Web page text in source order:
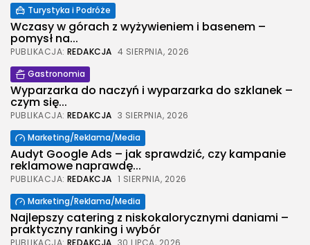
Turystyka i Podróże
Wczasy w górach z wyżywieniem i basenem –
pomysł na...
PUBLIKACJA: REDAKCJA 4 SIERPNIA, 2026
Gastronomia
Wyparzarka do naczyń i wyparzarka do szklanek –
czym się...
PUBLIKACJA: REDAKCJA 3 SIERPNIA, 2026
Marketing/Reklama/Media
Audyt Google Ads – jak sprawdzić, czy kampanie
reklamowe naprawdę...
PUBLIKACJA: REDAKCJA 1 SIERPNIA, 2026
Marketing/Reklama/Media
Najlepszy catering z niskokalorycznymi daniami –
praktyczny ranking i wybór
PUBLIKACJA: REDAKCJA 30 LIPCA, 2026